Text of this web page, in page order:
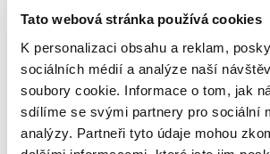
Tato webová stránka používá cookies
K personalizaci obsahu a reklam,
sociálních médií a analýze naší
soubory cookie. Informace o tom, jak
sdílíme se svými partnery pro sociální
analýzy. Partneři tyto údaje mohou
Vít Janeček
Ivetka a hora